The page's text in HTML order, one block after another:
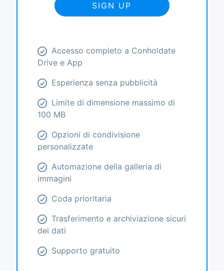
SIGN UP
Accesso completo a Conholdate
Drive e App
Esperienza senza pubblicità
Limite di dimensione massimo di
100 MB
Opzioni di condivisione
personalizzate
Automazione della galleria di
immagini
Coda prioritaria
Trasferimento e archiviazione sicuri
dei dati
Supporto gratuito